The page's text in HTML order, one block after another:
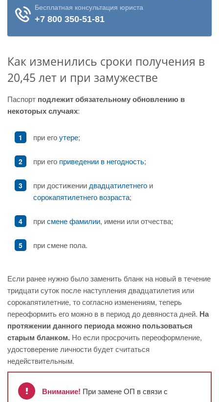
Как изменились сроки получения в
20,45 лет и при замужестве
Паспорт подлежит обязательному обновлению в
некоторых случаях:
при егоутере;
при его приведении в негодность;
при достижении двадцатилетнего и
сорокапятилетнего возраста;
присмене фамилии, имени или отчества;
при смене пола.
Если ранее нужно было заменить бланк на новый в течение
тридцати суток после наступления двадцатилетия или
сорокапятилетние, то согласно изменениям, теперь
переоформить его можно в в период до девяноста дней. На
протяжении данного периода можно пользоваться
старым бланком. Но если просрочить переоформление,
удостоверение личности будет считаться
недействительным.
Внимание! При замене ОП в связи с